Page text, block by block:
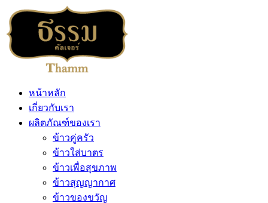
หน้าหลัก
เกี่ยวกับเรา
ผลิตภัณฑ์ของเรา
ข้าวคู่ครัว
ข้าวใส่บาตร
ข้าวเพื่อสุขภาพ
ข้าวสุญญากาศ
ข้าวของขวัญ